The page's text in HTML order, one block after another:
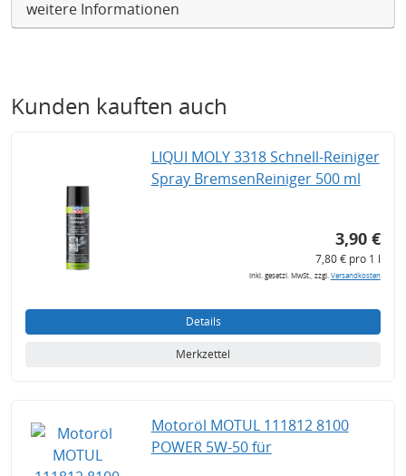
weitere Informationen
Kunden kauften auch
LIQUI MOLY 3318 Schnell-Reiniger
Spray BremsenReiniger 500 ml
3,90 €
7,80 € pro 1 l
inkl. gesetzl. MwSt., zzgl.Versandkosten
Details
Merkzettel
Motoröl MOTUL 111812 8100
POWER 5W-50 für